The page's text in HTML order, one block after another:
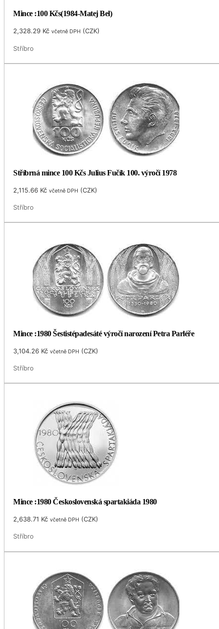
Mince :100 Kčs(1984-Matej Bel)
2,328.29 Kč včetně DPH (CZK)
Stříbro
Stříbrná mince 100 Kčs Julius Fučík 100. výročí 1978
2,115.66 Kč včetně DPH (CZK)
Stříbro
Mince :1980 Šestistépadesáté výročí narození Petra Parléře
3,104.26 Kč včetně DPH (CZK)
Stříbro
Mince :1980 Československá spartakiáda 1980
2,638.71 Kč včetně DPH (CZK)
Stříbro